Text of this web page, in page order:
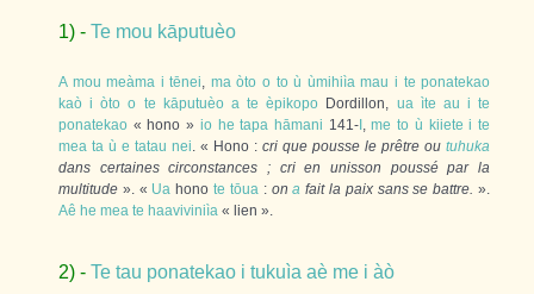
1) - Te mou kāputuèo
A mou meàma i tēnei, ma òto o to ù ùmihiìa mau i te ponatekao
kaò i òto o te kāputuèo a te èpikopo Dordillon, ua ìte au i te
ponatekao « hono » io he tapa hāmani 141-I ,me to ù kiiete i te
mea ta ù e tatau nei. « Hono : cri que pousse le prêtre ou tuhuka
dans certaines circonstances ; cri en unisson poussé par la
multitude ». « Ua honote tōua: ona fait la paix sans se battre. ».
Aê he mea te haaviviniìa « lien ».
2) - Te tau ponatekao i tukuìa aè me i àò